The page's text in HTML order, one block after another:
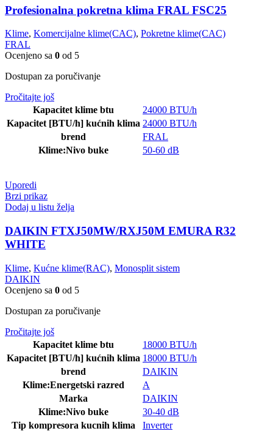
Profesionalna pokretna klima FRAL FSC25
Klime, Komercijalne klime(CAC), Pokretne klime(CAC)
FRAL
Ocenjeno sa 0 od 5
Dostupan za poručivanje
Pročitajte još
Kapacitet klime btu
24000 BTU/h
Kapacitet [BTU/h] kućnih klima 24000 BTU/h
brend
FRAL
Klime:Nivo buke
50-60 dB
Uporedi
Brzi prikaz
Dodaj u listu želja
DAIKIN FTXJ50MW/RXJ50M EMURA R32
WHITE
Klime, Kućne klime(RAC), Monosplit sistem
DAIKIN
Ocenjeno sa 0 od 5
Dostupan za poručivanje
Pročitajte još
Kapacitet klime btu
18000 BTU/h
Kapacitet [BTU/h] kućnih klima 18000 BTU/h
brend
DAIKIN
Klime:Energetski razred
A
Marka
DAIKIN
Klime:Nivo buke
30-40 dB
Tip kompresora kucnih klima
Inverter